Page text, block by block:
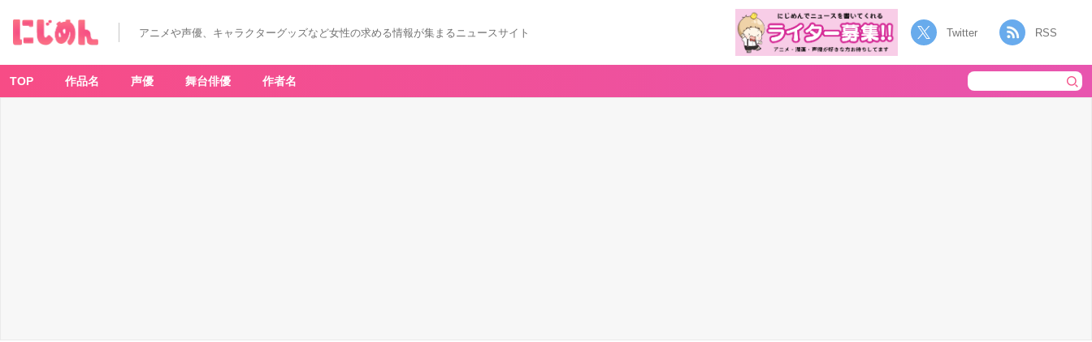
アニメや声優、キャラクターグッズなど女性の求める情報が集まるニュースサイト Twitter RSS
TOP 作品名 声優 舞台俳優 作者名